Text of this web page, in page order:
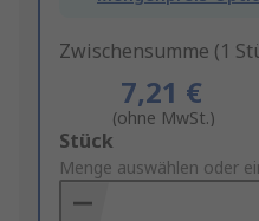
Zwischensumme (1
7,21 €
(ohne MwSt.)
Add
to
Basket
Stück
Menge auswählen oder